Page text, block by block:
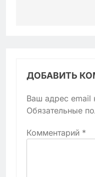
ДОБАВИТЬ
Ваш адрес email
Обязательные
Комментарий *